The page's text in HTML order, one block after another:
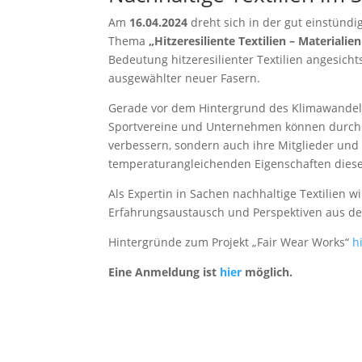
Am 16.04.2024 dreht sich in der gut
Thema„Hitzeresiliente Textilien –
Bedeutung hitzeresilienter Textilien
ausgewählter neuer Fasern.
Gerade vor dem Hintergrund des
Sportvereine und Unternehmen können
verbessern, sondern auch ihre Mitglieder
temperaturangleichenden Eigenschaften
Als Expertin in Sachen nachhaltige Textilien
Erfahrungsaustausch und Perspektiven aus
Hintergründe zum Projekt „Fair Wear Works“
Eine Anmeldung ist hier möglich.